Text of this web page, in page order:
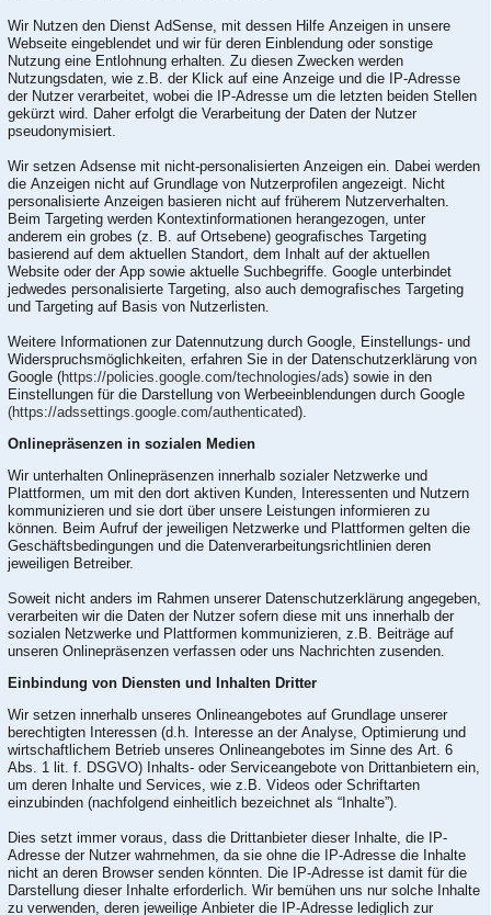
Wir Nutzen den Dienst AdSense, mit dessen Hilfe Anzeigen in unsere
Webseite eingeblendet und wir für deren Einblendung oder sonstige
Nutzung eine Entlohnung erhalten. Zu diesen Zwecken werden
Nutzungsdaten, wie z.B. der Klick auf eine Anzeige und die IP-Adresse
der Nutzer verarbeitet, wobei die IP-Adresse um die letzten beiden Stellen
gekürzt wird. Daher erfolgt die Verarbeitung der Daten der Nutzer
pseudonymisiert.
Wir setzen Adsense mit nicht-personalisierten Anzeigen ein. Dabei werden
die Anzeigen nicht auf Grundlage von Nutzerprofilen angezeigt. Nicht
personalisierte Anzeigen basieren nicht auf früherem Nutzerverhalten.
Beim Targeting werden Kontextinformationen herangezogen, unter
anderem ein grobes (z. B. auf Ortsebene) geografisches Targeting
basierend auf dem aktuellen Standort, dem Inhalt auf der aktuellen
Website oder der App sowie aktuelle Suchbegriffe. Google unterbindet
jedwedes personalisierte Targeting, also auch demografisches Targeting
und Targeting auf Basis von Nutzerlisten.
Weitere Informationen zur Datennutzung durch Google, Einstellungs- und
Widerspruchsmöglichkeiten, erfahren Sie in der Datenschutzerklärung von
Google (https://policies.google.com/technologies/ads) sowie in den
Einstellungen für die Darstellung von Werbeeinblendungen durch Google
(https://adssettings.google.com/authenticated).
Onlinepräsenzen in sozialen Medien
Wir unterhalten Onlinepräsenzen innerhalb sozialer Netzwerke und
Plattformen, um mit den dort aktiven Kunden, Interessenten und Nutzern
kommunizieren und sie dort über unsere Leistungen informieren zu
können. Beim Aufruf der jeweiligen Netzwerke und Plattformen gelten die
Geschäftsbedingungen und die Datenverarbeitungsrichtlinien deren
jeweiligen Betreiber.
Soweit nicht anders im Rahmen unserer Datenschutzerklärung angegeben,
verarbeiten wir die Daten der Nutzer sofern diese mit uns innerhalb der
sozialen Netzwerke und Plattformen kommunizieren, z.B. Beiträge auf
unseren Onlinepräsenzen verfassen oder uns Nachrichten zusenden.
Einbindung von Diensten und Inhalten Dritter
Wir setzen innerhalb unseres Onlineangebotes auf Grundlage unserer
berechtigten Interessen (d.h. Interesse an der Analyse, Optimierung und
wirtschaftlichem Betrieb unseres Onlineangebotes im Sinne des Art. 6
Abs. 1 lit. f. DSGVO) Inhalts- oder Serviceangebote von Drittanbietern ein,
um deren Inhalte und Services, wie z.B. Videos oder Schriftarten
einzubinden (nachfolgend einheitlich bezeichnet als “Inhalte”).
Dies setzt immer voraus, dass die Drittanbieter dieser Inhalte, die IP-
Adresse der Nutzer wahrnehmen, da sie ohne die IP-Adresse die Inhalte
nicht an deren Browser senden könnten. Die IP-Adresse ist damit für die
Darstellung dieser Inhalte erforderlich. Wir bemühen uns nur solche Inhalte
zu verwenden, deren jeweilige Anbieter die IP-Adresse lediglich zur